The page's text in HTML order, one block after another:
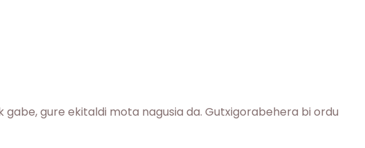
gabe, gure ekitaldi mota nagusia da. Gutxigorabehera bi ordu